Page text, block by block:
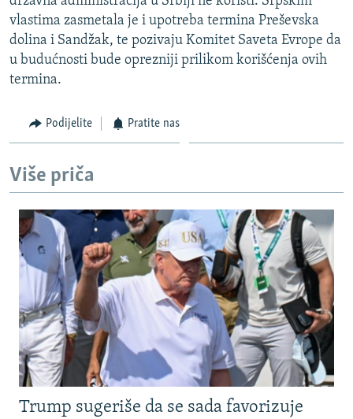
vlastima zasmetala je i upotreba termina Preševska
dolina i Sandžak, te pozivaju Komitet Saveta Evrope da
u budućnosti bude oprezniji prilikom korišćenja ovih
termina.
Podijelite Pratite nas
Više priča
Trump sugeriše da se sada favorizuje